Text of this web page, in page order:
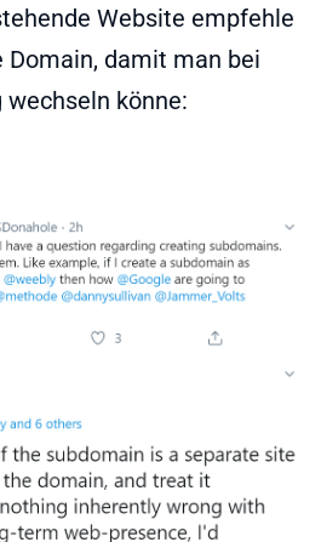
Website empfehle
Domain, damit man bei
könne: